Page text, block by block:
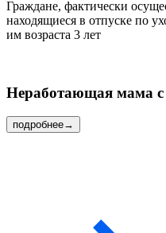
Граждане, фактически
находящиеся в отпуске по
им возраста 3 лет
Неработающая мама с
подробнее→